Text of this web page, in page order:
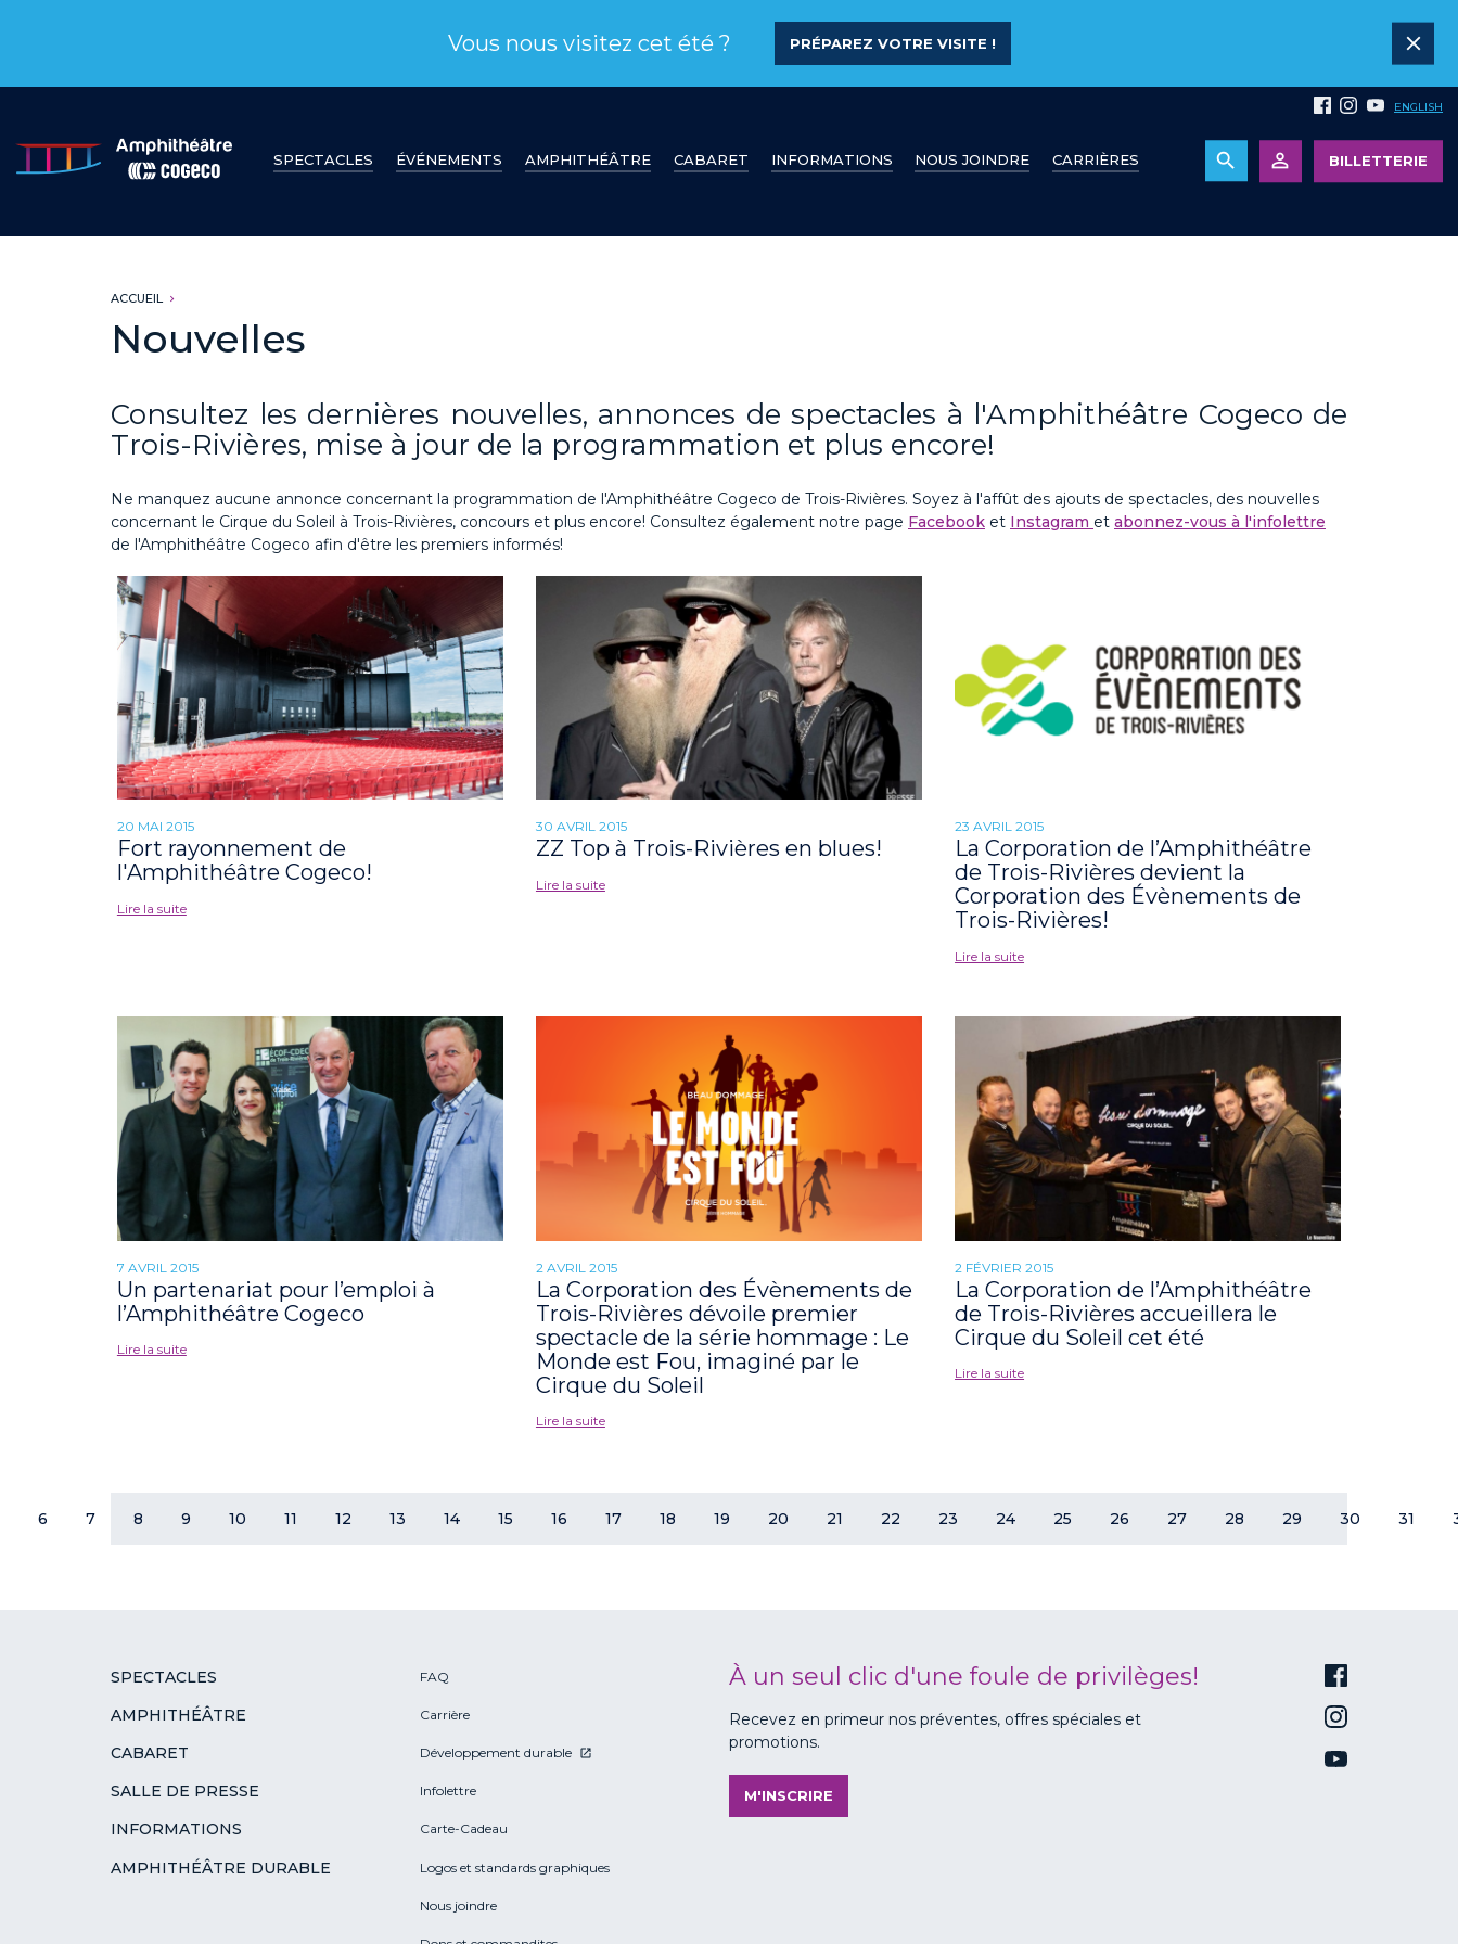
Vous nous visitez cet été ? PRÉPAREZ VOTRE VISITE !
SPECTACLES ÉVÉNEMENTS AMPHITHÉÂTRE CABARET INFORMATIONS NOUS JOINDRE CARRIÈRES
ENGLISH
BILLETTERIE
ACCUEIL
Nouvelles
Consultez les dernières nouvelles, annonces de spectacles à l'Amphithéâtre Cogeco de
Trois-Rivières, mise à jour de la programmation et plus encore!
Ne manquez aucune annonce concernant la programmation de l'Amphithéâtre Cogeco de Trois-Rivières. Soyez à l'affût des ajouts de spectacles, des nouvelles
concernant le Cirque du Soleil à Trois-Rivières, concours et plus encore! Consultez également notre page Facebook et Instagram et abonnez-vous à l'infolettre
de l'Amphithéâtre Cogeco afin d'être les premiers informés!
20 MAI 2015
Fort rayonnement de
l'Amphithéâtre Cogeco!
Lire la suite
30 AVRIL 2015
ZZ Top à Trois-Rivières en blues!
Lire la suite
23 AVRIL 2015
La Corporation de l’Amphithéâtre
de Trois-Rivières devient la
Corporation des Évènements de
Trois-Rivières!
Lire la suite
7 AVRIL 2015
Un partenariat pour l’emploi à
l’Amphithéâtre Cogeco
Lire la suite
2 AVRIL 2015
La Corporation des Évènements de
Trois-Rivières dévoile premier
spectacle de la série hommage : Le
Monde est Fou, imaginé par le
Cirque du Soleil
Lire la suite
2 FÉVRIER 2015
La Corporation de l’Amphithéâtre
de Trois-Rivières accueillera le
Cirque du Soleil cet été
Lire la suite
6 7 8 9 10 11 12 13 14 15 16 17 18 19 20 21 22 23 24 25 26 27 28 29 30 31
SPECTACLES
AMPHITHÉÂTRE
CABARET
SALLE DE PRESSE
INFORMATIONS
AMPHITHÉÂTRE DURABLE
FAQ
Carrière
Développement durable
Infolettre
Carte-Cadeau
Logos et standards graphiques
Nous joindre
À un seul clic d'une foule de privilèges!
Recevez en primeur nos préventes, offres spéciales et
promotions.
M'INSCRIRE